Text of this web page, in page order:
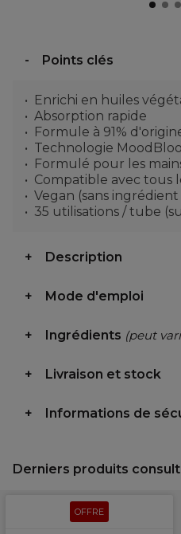
Points clés
Enrichi en huiles
Absorption rapide
Formule à 91%
Technologie
Formulé pour les
Compatible avec tous
Vegan (sans
35 utilisations / tube
Description
Mode d'emploi
Ingrédients (peut
Livraison et stock
Informations de
Derniers produits
OFFRE